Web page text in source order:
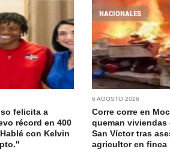
felicita a
récord en 400
con Kelvin
NACIONALES
6 AGOSTO 2026
Corre corre en
queman viviendas
San Víctor tras
agricultor en finca